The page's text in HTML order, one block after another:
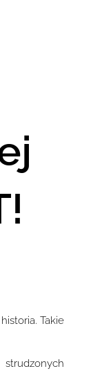
Takie